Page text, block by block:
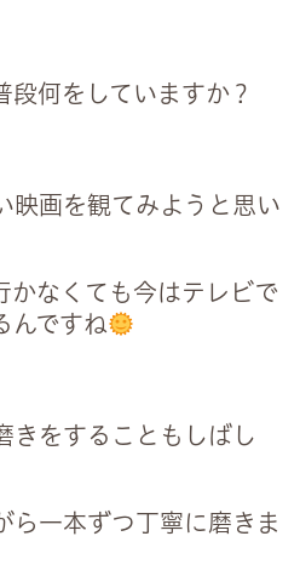
段何をしていますか？
映画を観てみようと思い
かなくても今はテレビで
んですね
きをすることもしばし
ら一本ずつ丁寧に磨きま